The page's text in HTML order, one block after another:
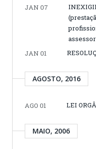
JAN 07
JAN 01
AGOSTO, 2016
AGO 01 LEI
MAIO, 2006